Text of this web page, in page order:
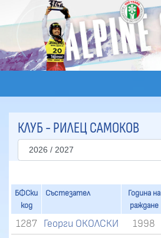
КЛУБ - РИЛЕЦ САМОКОВ
БФСки
код
Състезател
Година на
раждане
1287 Георги ОКОЛСКИ 1998